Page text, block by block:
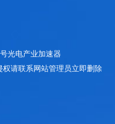
光电产业加速器
请联系网站管理员立即删除